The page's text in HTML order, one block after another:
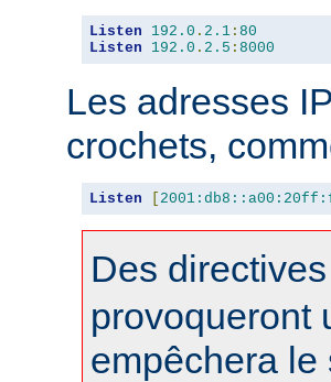
Listen 192.0 . 2.1 : 80
Listen
192.0 . 2.5 : 8000
Les adresses
crochets,
Listen [
Des directives
provoqueront
empêchera le